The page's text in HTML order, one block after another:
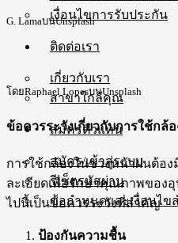
เงื่อนไขการรับประกัน
ติดต่อเรา
เกี่ยวกับเรา
สาขาใกล้คุณ
สมัครตัวแทน
สมัคร/เข้าสู่ระบบ
รีเซ็ตรหัสผ่าน
ข้อกำหนดและเงื่อนไข
ภาพถ่าย
G. LamaบนUnsplash
ภาพ
โดยRaphael LopesบนUnsplash
ข้อควรระวังเกี่ยวกับการใช้กล้
การใช้กล้องในช่วงหน้าฝนต้อ
ละเอียดเพื่อรักษาคุณภาพของ
ไปนี้เป็นข้อควรระวังที่สำคัญ
ป้องกันความชื้น